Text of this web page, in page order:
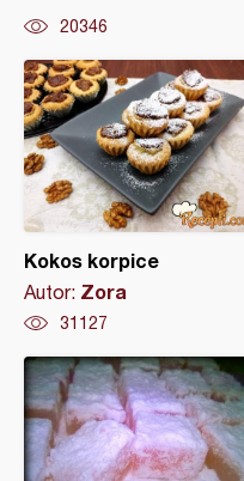
20346
Kokos korpice
Autor: Zora
31127